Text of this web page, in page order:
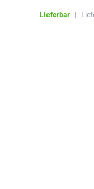
Lieferbar |